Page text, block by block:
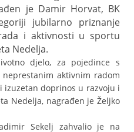
je Damir Horvat, BK
jubilarno priznanje
i aktivnosti u sportu
Nedelja.
djelo, za pojedince s
aktivnim radom
izuzetan doprinos u razvoju i
Nedelja, nagrađen je Željko
Sekelj zahvalio je na